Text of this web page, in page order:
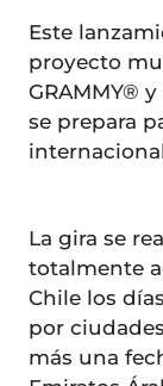
Este
proyecto
GRAMMY®
se prepara
La gira se
totalmente
Chile los
por
más una